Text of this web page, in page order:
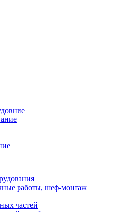
работы, шеф-монтаж
частей